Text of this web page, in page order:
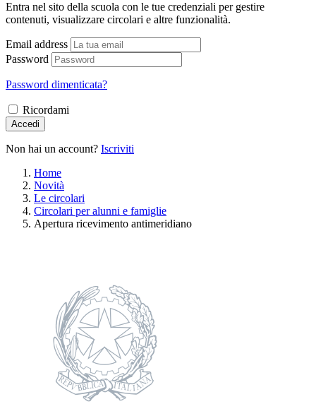
Entra nel sito della scuola con le tue credenziali per gestire
contenuti, visualizzare circolari e altre funzionalità.
Email address
Password
Password dimenticata?
Ricordami
Accedi
Non hai un account? Iscriviti
Home
Novità
Le circolari
Circolari per alunni e famiglie
Apertura ricevimento antimeridiano